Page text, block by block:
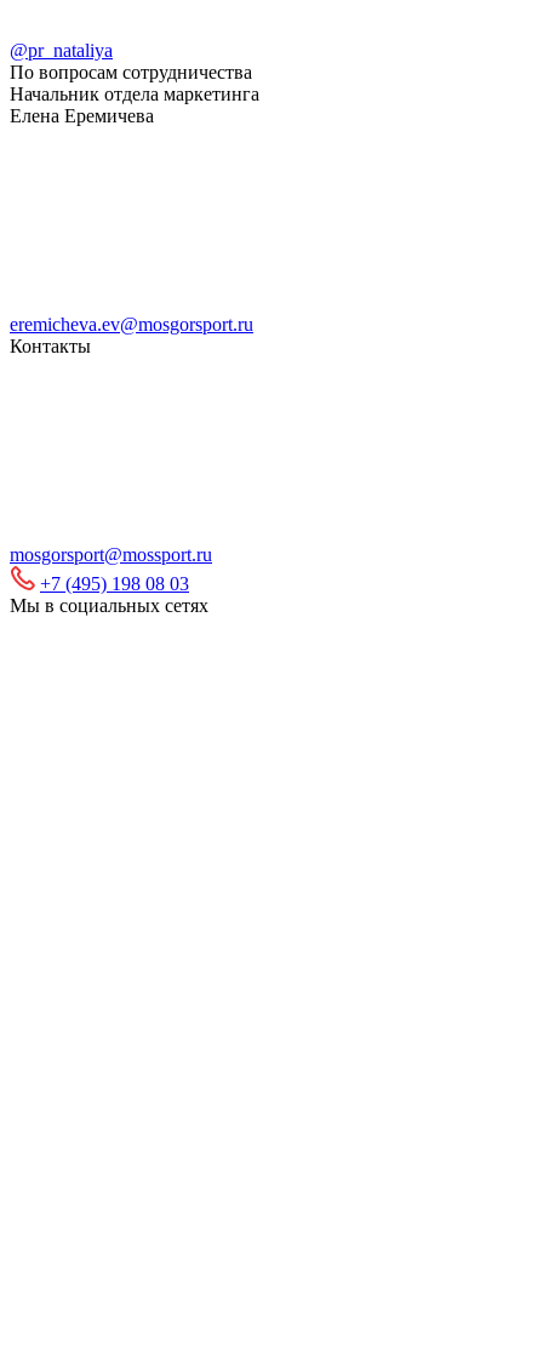
@pr_nataliya
По вопросам сотрудничества
Начальник отдела маркетинга
Елена Еремичева
eremicheva.ev@mosgorsport.ru
Контакты
mosgorsport@mossport.ru
+7 (495) 198 08 03
Мы в социальных сетях